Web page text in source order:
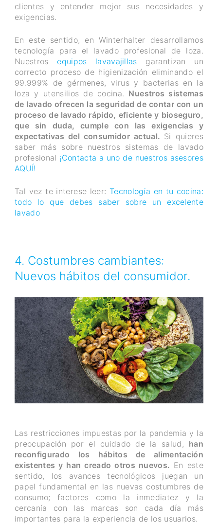
clientes y entender mejor sus necesidades y
exigencias.
En este sentido, en Winterhalter desarrollamos
tecnología para el lavado profesional de loza.
Nuestros equipos lavavajillas garantizan un
correcto proceso de higienización eliminando el
99.999% de gérmenes, virus y bacterias en la
loza y utensilios de cocina. Nuestros sistemas
de lavado ofrecen la seguridad de contar con un
proceso de lavado rápido, eficiente y bioseguro,
que sin duda, cumple con las exigencias y
expectativas del consumidor actual. Si quieres
saber más sobre nuestros sistemas de lavado
profesional ¡Contacta a uno de nuestros asesores
AQUÍ!
Tal vez te interese leer:Tecnología en tu cocina:
todo lo que debes saber sobre un excelente
lavado
4. Costumbres cambiantes:
Nuevos hábitos del consumidor.
Las restricciones impuestas por la pandemia y la
preocupación por el cuidado de la salud, han
reconfigurado los hábitos de alimentación
existentes y han creado otros nuevos. En este
sentido, los avances tecnológicos juegan un
papel fundamental en las nuevas costumbres de
consumo; factores como la inmediatez y la
cercanía con las marcas son cada día más
importantes para la experiencia de los usuarios.